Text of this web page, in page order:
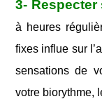
3-
à heures
fixes influe sur
sensations de
votre biorythme,